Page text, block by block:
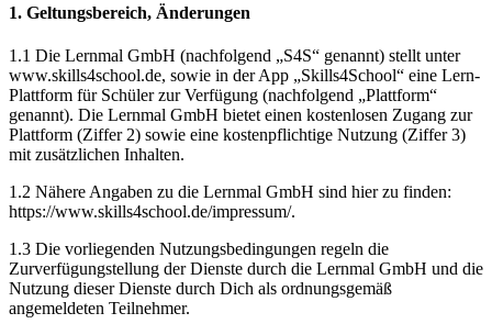
1. Geltungsbereich, Änderungen
1.1 Die Lernmal GmbH (nachfolgend „S4S“ genannt) stellt unter
www.skills4school.de, sowie in der App „Skills4School“ eine Lern-
Plattform für Schüler zur Verfügung (nachfolgend „Plattform“
genannt). Die Lernmal GmbH bietet einen kostenlosen Zugang zur
Plattform (Ziffer 2) sowie eine kostenpflichtige Nutzung (Ziffer 3)
mit zusätzlichen Inhalten.
1.2 Nähere Angaben zu die Lernmal GmbH sind hier zu finden:
https://www.skills4school.de/impressum/.
1.3 Die vorliegenden Nutzungsbedingungen regeln die
Zurverfügungstellung der Dienste durch die Lernmal GmbH und die
Nutzung dieser Dienste durch Dich als ordnungsgemäß
angemeldeten Teilnehmer.